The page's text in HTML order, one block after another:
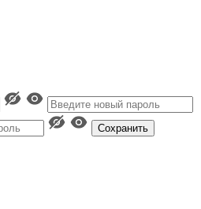
Сохранить